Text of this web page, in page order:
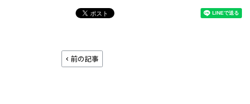
前の記事